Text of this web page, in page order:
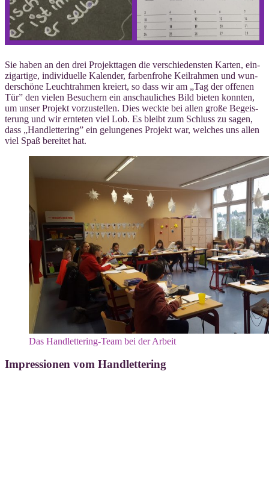
Sie haben an den drei Pro­jekt­ta­gen die ver­schie­dens­ten Kar­ten, ein­
zig­ar­ti­ge, indi­vi­du­el­le Kalen­der, far­ben­fro­he Keil­rah­men und wun­
der­schö­ne Leucht­rah­men kre­iert, so dass wir am „Tag der offe­nen
Tür” den vie­len Besu­chern ein anschau­li­ches Bild bie­ten konn­ten,
um unser Pro­jekt vor­zu­stel­len. Dies weck­te bei allen gro­ße Begeis­
te­rung und wir ern­te­ten viel Lob. Es bleibt zum Schluss zu sagen,
dass „Hand­let­te­ring” ein gelun­ge­nes Pro­jekt war, wel­ches uns allen
viel Spaß berei­tet hat.
Das Hand­let­te­ring-Team bei der Arbeit
Impressionen vom Handlettering